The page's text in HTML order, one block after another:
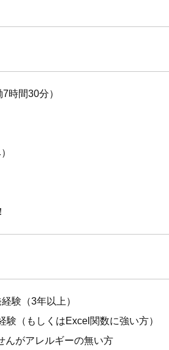
時間30分）
験（3年以上）
（もしくはExcel関数に強い方）
がアレルギーの無い方